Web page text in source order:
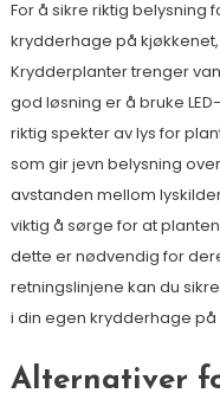
For å sikre riktig belysning
krydderhage på
Krydderplanter trenger
god løsning er å bruke
riktig spekter av lys for
som gir jevn belysning
avstanden mellom
viktig å sørge for at
dette er nødvendig for
retningslinjene kan du
i din egen krydderhage på
Alternativer